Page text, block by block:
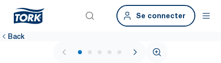
Se connecter
Back
1 / 6